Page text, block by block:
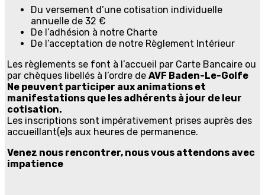
Du versement d’une cotisation individuelle
annuelle de 32 €
De l’adhésion à notre Charte
De l’acceptation de notre Règlement Intérieur
Les règlements se font à l’accueil par Carte Bancaire ou
par chèques libellés à l’ordre de AVF Baden-Le-Golfe
Ne peuvent participer aux animations et
manifestations que les adhérents à jour de leur
cotisation.
Les inscriptions sont impérativement prises auprès des
accueillant(e)s aux heures de permanence.
Venez nous rencontrer, nous vous attendons avec
impatience